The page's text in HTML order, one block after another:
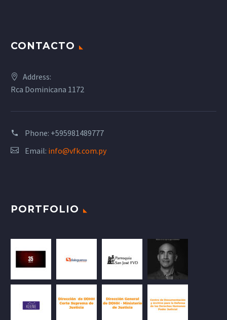
CONTACTO
Address:
Rca Dominicana 1172
Phone: +595981489777
Email: info@vfk.com.py
PORTFOLIO